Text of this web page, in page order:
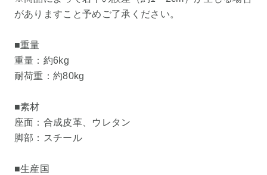
がありますこと予めご了承ください。
■重量
重量：約6kg
耐荷重：約80kg
■素材
座面：合成皮革、ウレタン
脚部：スチール
■生産国